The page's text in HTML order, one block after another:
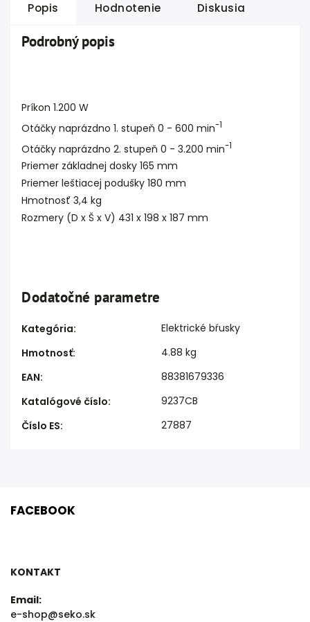
Popis Hodnotenie Diskusia
Podrobný popis
Príkon 1.200 W
Otáčky naprázdno 1. stupeň 0 - 600 min-1
Otáčky naprázdno 2. stupeň 0 - 3.200 min-1
Priemer základnej dosky 165 mm
Priemer leštiacej podušky 180 mm
Hmotnosť 3,4 kg
Rozmery (D x Š x V) 431 x 198 x 187 mm
Dodatočné parametre
Kategória:
Elektrické bŕusky
Hmotnosť:
4.88 kg
EAN:
88381679336
Katalógové číslo:
9237CB
Číslo ES: 27887
FACEBOOK
KONTAKT
Email:
e-shop@seko.sk